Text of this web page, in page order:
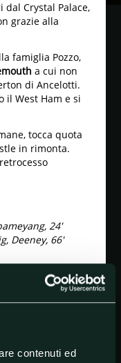
contenuti ed
Crystal Palace,
grazie alla
famiglia Pozzo,
a cui non
di Ancelotti.
il West Ham e si
tocca quota
in rimonta.
24'
Deeney, 66'
(BR), 44'
[13' Kane (T), 53'